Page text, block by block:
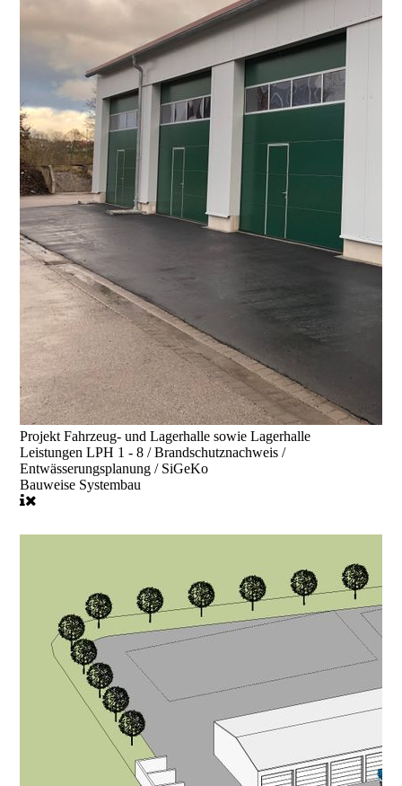
ProjektFahrzeug- und Lagerhalle sowie Lagerhalle
LeistungenLPH 1 - 8 / Brandschutznachweis /
Entwässerungsplanung / SiGeKo
Bauweise Systembau